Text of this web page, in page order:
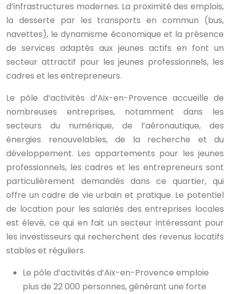
d’infrastructures modernes. La proximité des emplois,
la desserte par les transports en commun (bus,
navettes), le dynamisme économique et la présence
de services adaptés aux jeunes actifs en font un
secteur attractif pour les jeunes professionnels, les
cadres et les entrepreneurs.
Le pôle d’activités d’Aix-en-Provence accueille de
nombreuses entreprises, notamment dans les
secteurs du numérique, de l’aéronautique, des
énergies renouvelables, de la recherche et du
développement. Les appartements pour les jeunes
professionnels, les cadres et les entrepreneurs sont
particulièrement demandés dans ce quartier, qui
offre un cadre de vie urbain et pratique. Le potentiel
de location pour les salariés des entreprises locales
est élevé, ce qui en fait un secteur intéressant pour
les investisseurs qui recherchent des revenus locatifs
stables et réguliers.
Le pôle d’activités d’Aix-en-Provence emploie
plus de 22 000 personnes, générant une forte